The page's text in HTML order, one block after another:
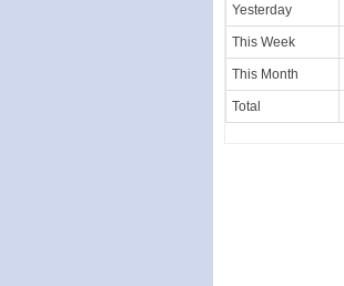
Yesterday
This Week
This Month
Total